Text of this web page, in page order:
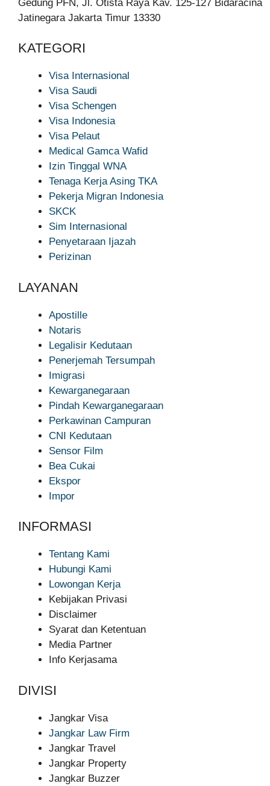
Gedung PFN, Jl. Otista Raya Kav. 125-127 Bidaracina
Jatinegara Jakarta Timur 13330
KATEGORI
Visa Internasional
Visa Saudi
Visa Schengen
Visa Indonesia
Visa Pelaut
Medical Gamca Wafid
Izin Tinggal WNA
Tenaga Kerja Asing TKA
Pekerja Migran Indonesia
SKCK
Sim Internasional
Penyetaraan Ijazah
Perizinan
LAYANAN
Apostille
Notaris
Legalisir Kedutaan
Penerjemah Tersumpah
Imigrasi
Kewarganegaraan
Pindah Kewarganegaraan
Perkawinan Campuran
CNI Kedutaan
Sensor Film
Bea Cukai
Ekspor
Impor
INFORMASI
Tentang Kami
Hubungi Kami
Lowongan Kerja
Kebijakan Privasi
Disclaimer
Syarat dan Ketentuan
Media Partner
Info Kerjasama
DIVISI
Jangkar Visa
Jangkar Law Firm
Jangkar Travel
Jangkar Property
Jangkar Buzzer